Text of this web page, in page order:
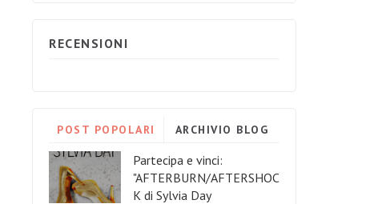
RECENSIONI
POST POPOLARI ARCHIVIO BLOG
Partecipa e vinci:
"AFTERBURN/AFTERSHOC
K di Sylvia Day